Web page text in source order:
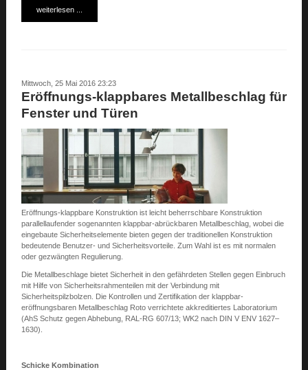
weiterlesen ...
Mittwoch, 25 Mai 2016 23:23
Eröffnungs-klappbares Metallbeschlag für
Fenster und Türen
Eröffnungs-klappbare Konstruktion ist leicht beherrschbare Konstruktion
parallellaufender sogenannten klappbar-abrückbaren Metallbeschlag, wobei die
eingebaute Sicherheitselemente bieten gegen der traditionellen Konstruktion
bedeutende Benutzer- und Sicherheitsvorteile. Zum Wahl ist es mit normalen
oder gezwängten Regulierung.
Die Metallbeschlage bietet Sicherheit in den gefährdeten Stellen gegen Einbruch
mit Hilfe von Sicherheitsrahmenteilen mit der Verbindung mit
Sicherheitspilzbolzen. Die Kontrollen und Zertifikation der klappbar-
eröffnungsbaren Metallbeschlag Roto verrichtete akkreditiertes Laboratorium
(AhS Schutz gegen Abhebung, RAL-RG 607/13; WK2 nach DIN V ENV 1627–
1630).
Schicke Kombination